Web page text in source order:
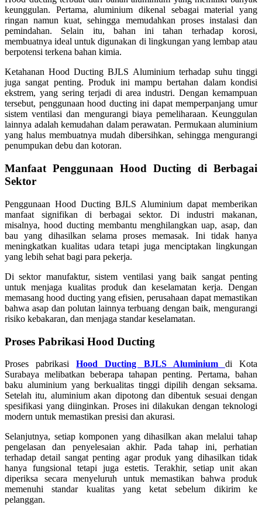
keunggulan. Pertama, aluminium dikenal sebagai material yang
ringan namun kuat, sehingga memudahkan proses instalasi dan
pemindahan. Selain itu, bahan ini tahan terhadap korosi,
membuatnya ideal untuk digunakan di lingkungan yang lembap atau
berpotensi terkena bahan kimia.
Ketahanan Hood Ducting BJLS Aluminium terhadap suhu tinggi
juga sangat penting. Produk ini mampu bertahan dalam kondisi
ekstrem, yang sering terjadi di area industri. Dengan kemampuan
tersebut, penggunaan hood ducting ini dapat memperpanjang umur
sistem ventilasi dan mengurangi biaya pemeliharaan. Keunggulan
lainnya adalah kemudahan dalam perawatan. Permukaan aluminium
yang halus membuatnya mudah dibersihkan, sehingga mengurangi
penumpukan debu dan kotoran.
Manfaat Penggunaan Hood Ducting di Berbagai
Sektor
Penggunaan Hood Ducting BJLS Aluminium dapat memberikan
manfaat signifikan di berbagai sektor. Di industri makanan,
misalnya, hood ducting membantu menghilangkan uap, asap, dan
bau yang dihasilkan selama proses memasak. Ini tidak hanya
meningkatkan kualitas udara tetapi juga menciptakan lingkungan
yang lebih sehat bagi para pekerja.
Di sektor manufaktur, sistem ventilasi yang baik sangat penting
untuk menjaga kualitas produk dan keselamatan kerja. Dengan
memasang hood ducting yang efisien, perusahaan dapat memastikan
bahwa asap dan polutan lainnya terbuang dengan baik, mengurangi
risiko kebakaran, dan menjaga standar keselamatan.
Proses Pabrikasi Hood Ducting
Proses pabrikasiHood Ducting BJLS Aluminium
di Kota
Surabaya melibatkan beberapa tahapan penting. Pertama, bahan
baku aluminium yang berkualitas tinggi dipilih dengan seksama.
Setelah itu, aluminium akan dipotong dan dibentuk sesuai dengan
spesifikasi yang diinginkan. Proses ini dilakukan dengan teknologi
modern untuk memastikan presisi dan akurasi.
Selanjutnya, setiap komponen yang dihasilkan akan melalui tahap
pengelasan dan penyelesaian akhir. Pada tahap ini, perhatian
terhadap detail sangat penting agar produk yang dihasilkan tidak
hanya fungsional tetapi juga estetis. Terakhir, setiap unit akan
diperiksa secara menyeluruh untuk memastikan bahwa produk
memenuhi standar kualitas yang ketat sebelum dikirim ke
pelanggan.